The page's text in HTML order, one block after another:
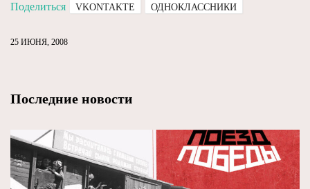
Поделиться VKONTAKTE ОДНОКЛАССНИКИ
25 ИЮНЯ, 2008
Последние новости